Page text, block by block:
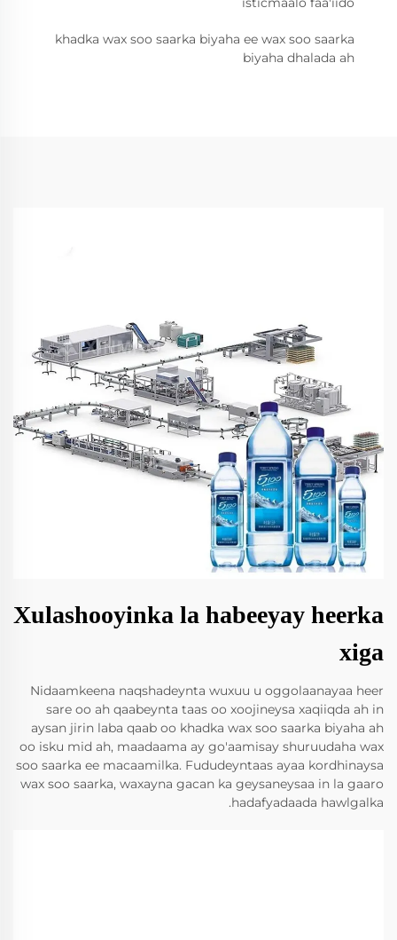
khadka wax soo saarka biyaha ee wax soo saarka
biyaha dhalada ah
Xulashooyinka la habeeyay heerka
xiga
Nidaamkeena naqshadeynta wuxuu u oggolaanayaa heer
sare oo ah qaabeynta taas oo xoojineysa xaqiiqda ah in
aysan jirin laba qaab oo khadka wax soo saarka biyaha ah
oo isku mid ah, maadaama ay go'aamisay shuruudaha wax
soo saarka ee macaamilka. Fududeyntaas ayaa kordhinaysa
wax soo saarka, waxayna gacan ka geysaneysaa in la gaaro
hadafyadaada hawlgalka.